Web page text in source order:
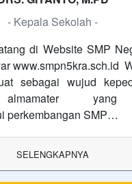
- Kepala Sekolah -
di Website SMP
www.smpn5kra.sch.id
sebagai wujud
almamater yang
perkembangan SMP…
SELENGKAPNYA